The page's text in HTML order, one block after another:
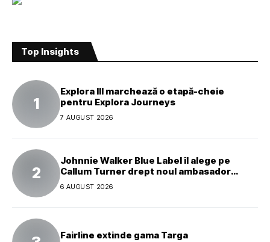
Top Insights
Explora III marchează o etapă-cheie
pentru Explora Journeys
7 AUGUST 2026
Johnnie Walker Blue Label îl alege pe
Callum Turner drept noul ambasador
global al mărcii
6 AUGUST 2026
Fairline extinde gama Targa